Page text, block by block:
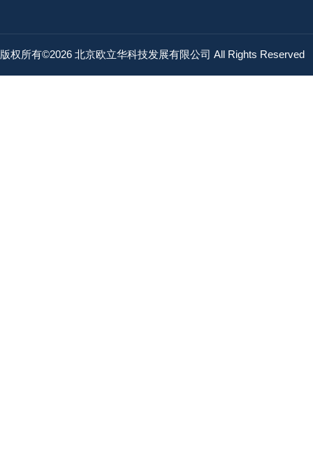
版权所有©2026 北京欧立华科技发展有限公司 All Rights Reserved